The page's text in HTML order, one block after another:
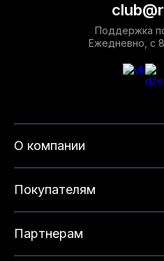
О компании
Покупателям
Партнерам
Поддержка
Ежедневно, с